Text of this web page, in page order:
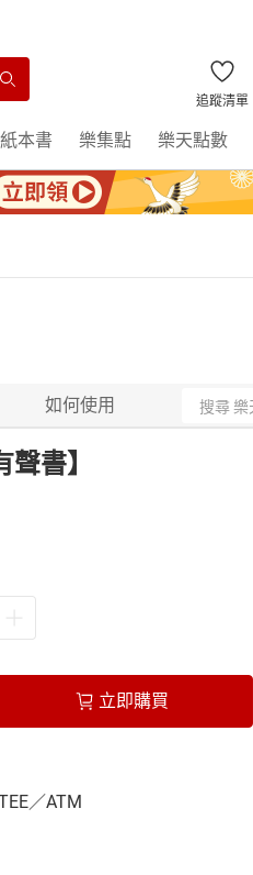
追蹤清單
本書 樂集點 樂天點數
如何使用
書】
立即購買
／ATM